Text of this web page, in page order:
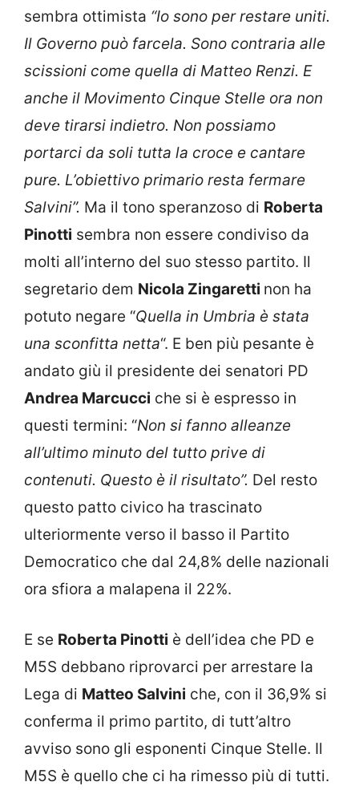
sembra ottimista “Io sono per restare uniti.
Il Governo può farcela. Sono contraria alle
scissioni come quella di Matteo Renzi. E
anche il Movimento Cinque Stelle ora non
deve tirarsi indietro. Non possiamo
portarci da soli tutta la croce e cantare
pure. L’obiettivo primario resta fermare
Salvini”. Ma il tono speranzoso di Roberta
Pinotti sembra non essere condiviso da
molti all’interno del suo stesso partito. Il
segretario dem Nicola Zingaretti non ha
potuto negare “Quella in Umbria è stata
una sconfitta netta“. E ben più pesante è
andato giù il presidente dei senatori PD
Andrea Marcucci che si è espresso in
questi termini: “Non si fanno alleanze
all’ultimo minuto del tutto prive di
contenuti. Questo è il risultato”. Del resto
questo patto civico ha trascinato
ulteriormente verso il basso il Partito
Democratico che dal 24,8% delle nazionali
ora sfiora a malapena il 22%.
E se Roberta Pinotti è dell’idea che PD e
M5S debbano riprovarci per arrestare la
Lega di Matteo Salvini che, con il 36,9% si
conferma il primo partito, di tutt’altro
avviso sono gli esponenti Cinque Stelle. Il
M5S è quello che ci ha rimesso più di tutti.